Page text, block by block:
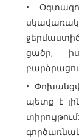
•
ցածր,
•
պետք է